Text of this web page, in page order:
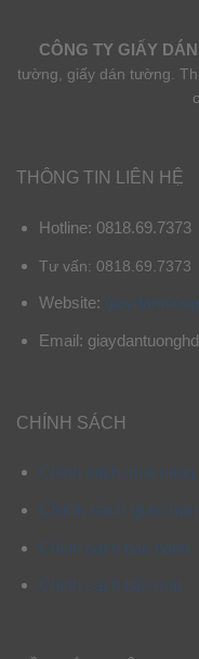
CÔNG TY GIẤY
tường, giấy dán tường.
THÔNG TIN LIÊN HỆ
Hotline: 0818.69.7373
Tư vấn: 0818.69.7373
Website:
Email:
CHÍNH SÁCH
Chính sách mua hàng
Chính sách giao
Chính sách bảo hành
Chính sách bảo mật